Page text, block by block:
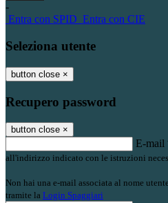
-
Entra con SPID Entra con CIE
Seleziona utente
button close ×
Recupero password
button close ×
E-mail
all'indirizzo indicato con le istruzioni
Non hai una e-mail associata al nome
tramite la Login Spaggiari